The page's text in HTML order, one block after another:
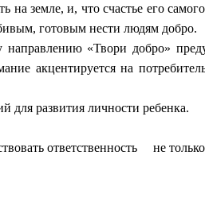
на земле, и, что счастье его
готовым нести людям добро.
«Твори добро»
акцентируется на
для развития личности ребенка.
ответственность не